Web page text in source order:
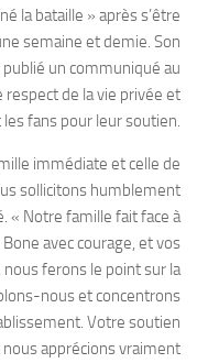
la bataille » après s’être
semaine et demie. Son
publié un communiqué au
respect de la vie privée et
fans pour leur soutien.
immédiate et celle de
sollicitons humblement
« Notre famille fait face à
avec courage, et vos
ferons le point sur la
nous et concentrons
Votre soutien
apprécions vraiment